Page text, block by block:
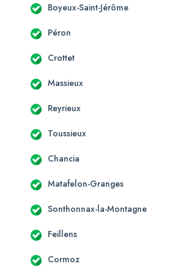
Boyeux-Saint-Jérôme
Péron
Crottet
Massieux
Reyrieux
Toussieux
Chancia
Matafelon-Granges
Sonthonnax-la-Montagne
Feillens
Cormoz